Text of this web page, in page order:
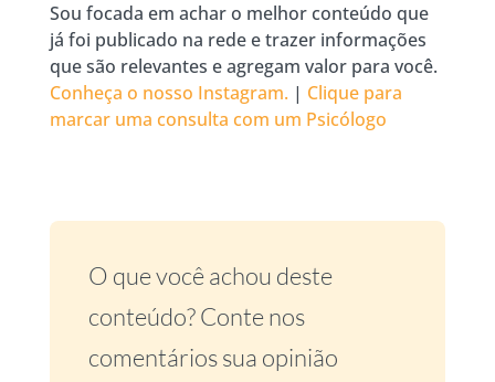
Sou focada em achar o melhor conteúdo que
já foi publicado na rede e trazer informações
que são relevantes e agregam valor para você.
Conheça o nosso Instagram. | Clique para
marcar uma consulta com um Psicólogo
O que você achou deste
conteúdo? Conte nos
comentários sua opinião